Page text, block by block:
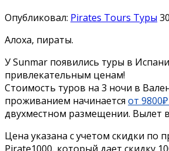
Опубликовал: Pirates Tours Туры
Алоха, пираты.
У Sunmar появились туры в
привлекательным ценам!
Стоимость туров на 3 ночи в
проживанием начинается от
двухместном размещении. Вылет
Цена указана с учетом скидки по